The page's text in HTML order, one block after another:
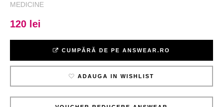
MEDICINE
120 lei
CUMPĂRĂ DE PE ANSWEAR.RO
ADAUGA IN WISHLIST